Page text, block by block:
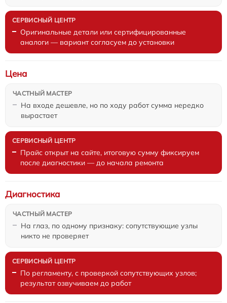
Оригинальные детали или сертифицированные
аналоги — вариант согласуем до установки
На входе дешевле, но по ходу работ сумма нередко
вырастает
Цена
Прайс открыт на сайте, итоговую сумму фиксируем
после диагностики — до начала ремонта
На глаз, по одному признаку: сопутствующие узлы
никто не проверяет
Диагностика
По регламенту, с проверкой сопутствующих узлов;
результат озвучиваем до работ